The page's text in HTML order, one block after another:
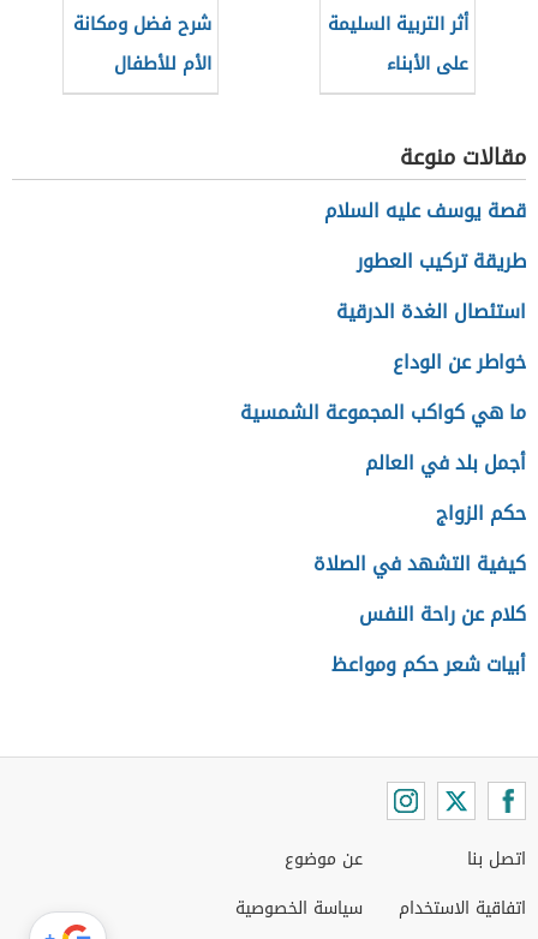
أثر التربية السليمة
على الأبناء
شرح فضل ومكانة
الأم للأطفال
مقالات منوعة
قصة يوسف عليه السلام
طريقة تركيب العطور
استئصال الغدة الدرقية
خواطر عن الوداع
ما هي كواكب المجموعة الشمسية
أجمل بلد في العالم
حكم الزواج
كيفية التشهد في الصلاة
كلام عن راحة النفس
أبيات شعر حكم ومواعظ
اتصل بنا
اتفاقية الاستخدام
عن موضوع
سياسة الخصوصية